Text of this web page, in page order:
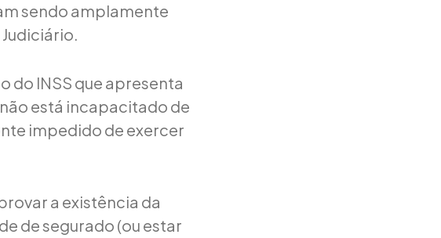
sendo amplamente
do INSS que apresenta
está incapacitado de
impedido de exercer
a existência da
de segurado (ou estar